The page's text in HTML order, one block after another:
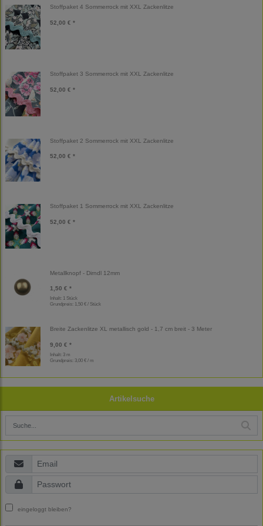
Stoffpaket 4 Sommerrock mit XXL Zackenlitze
52,00 € *
Stoffpaket 3 Sommerrock mit XXL Zackenlitze
52,00 € *
Stoffpaket 2 Sommerrock mit XXL Zackenlitze
52,00 € *
Stoffpaket 1 Sommerrock mit XXL Zackenlitze
52,00 € *
Metallknopf - Dirndl 12mm
1,50 € *
Inhalt: 1 Stück
Grundpreis: 1,50 € / Stück
Breite Zackenlitze XL metallisch gold - 1,7 cm breit - 3 Meter
9,00 € *
Inhalt: 3 m
Grundpreis: 3,00 € / m
Artikelsuche
eingeloggt bleiben?